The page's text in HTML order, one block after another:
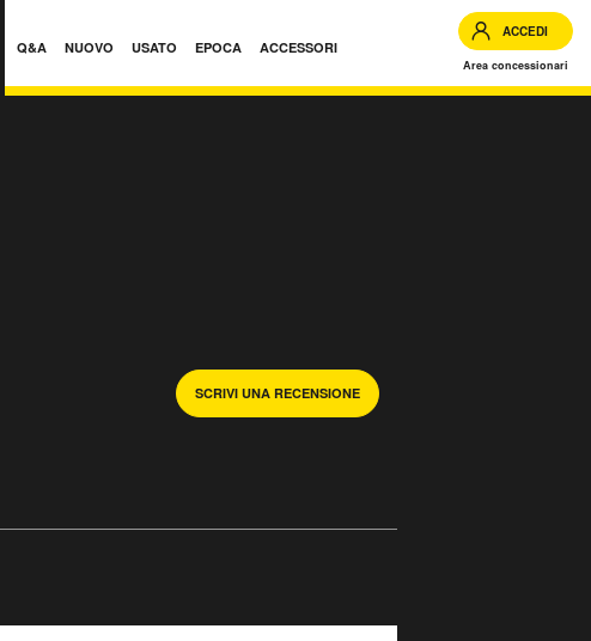
Q&A NUOVO USATO EPOCA ACCESSORI
ACCEDI
Area concessionari
SCRIVI UNA RECENSIONE